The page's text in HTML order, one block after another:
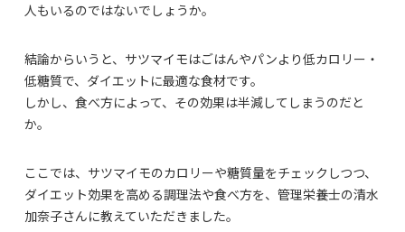
人もいるのではないでしょうか。
結論からいうと、サツマイモはごはんやパンより低カロリー・
低糖質で、ダイエットに最適な食材です。
しかし、食べ方によって、その効果は半減してしまうのだと
か。
ここでは、サツマイモのカロリーや糖質量をチェックしつつ、
ダイエット効果を高める調理法や食べ方を、管理栄養士の清水
加奈子さんに教えていただきました。